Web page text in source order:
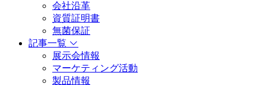
会社沿革
資質証明書
無菌保証
記事一覧
展示会情報
マーケティング活動
製品情報